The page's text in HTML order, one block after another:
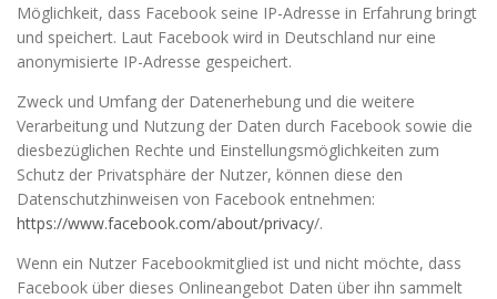
Möglichkeit, dass Facebook seine IP-Adresse in Erfahrung bringt
und speichert. Laut Facebook wird in Deutschland nur eine
anonymisierte IP-Adresse gespeichert.
Zweck und Umfang der Datenerhebung und die weitere
Verarbeitung und Nutzung der Daten durch Facebook sowie die
diesbezüglichen Rechte und Einstellungsmöglichkeiten zum
Schutz der Privatsphäre der Nutzer, können diese den
Datenschutzhinweisen von Facebook entnehmen:
https://www.facebook.com/about/privacy/.
Wenn ein Nutzer Facebookmitglied ist und nicht möchte, dass
Facebook über dieses Onlineangebot Daten über ihn sammelt